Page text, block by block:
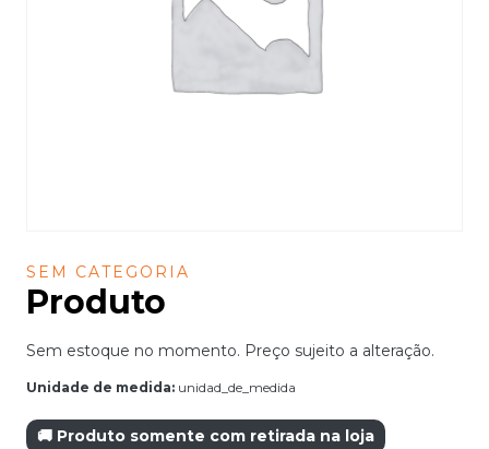
SEM CATEGORIA
Produto
Sem estoque no momento. Preço sujeito a alteração.
Unidade de medida: unidad_de_medida
🚚 Produto somente com retirada na loja